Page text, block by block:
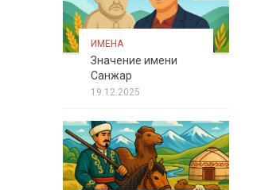
ИМЕНА
Значение имени
Санжар
19.12.2025